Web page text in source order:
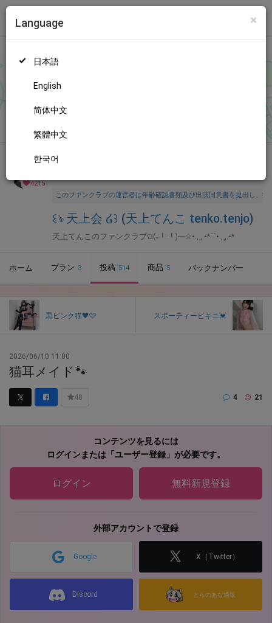
トップ
×
Language
日本語
English
简体中文
繁體中文
한국어
現在4215人のファン
ミケお品書き🐱
4215
全年齢向け
このファンクラブの運営者は年齢確認書類及び出演同意書を提出し、
꒰ঌ 天上会 ໒꒱ (天上てんこ tenko.tenjo)
天上てんこのファンクラブଘ(˵╹-╹)━☆•.,¸,.•*¯`•.,¸,.•*
ホーム プラン 3 投稿 514 商品 5 バックナンバー
黒ピンク猫🖤🩷 スポーティービキニ💓
2026/06/10 11:00
猫耳メイド🐾
48 4 21
コンテンツを見るには
ログインまたは「ユーザー登録」が必要です。
ログイン 無料新規登録
外部アカウントで登録
Google X（Twitter）
Discord とらのあな通販